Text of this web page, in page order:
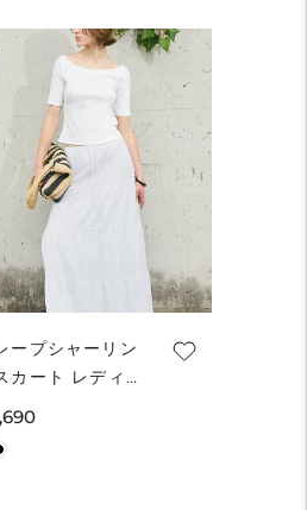
ープシャーリン
カート レディー
ール便不可